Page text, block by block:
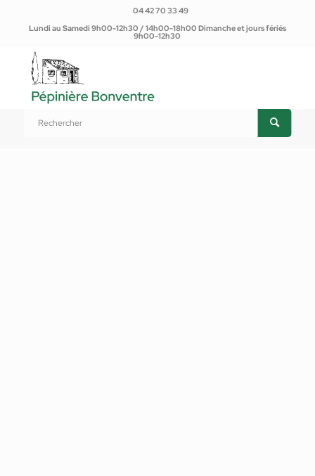
04 42 70 33 49
Lundi au Samedi 9h00-12h30 / 14h00-18h00 Dimanche et jours fériés
9h00-12h30
Plantes potagères et Aromatiques